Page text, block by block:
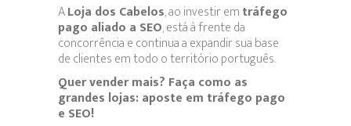
ALoja dos Cabelos, ao investir emtráfego
pago aliado a SEO, está à frente da
concorrência e continua a expandir sua base
de clientes em todo o território português.
Quer vender mais? Faça como as
grandes lojas: aposte em tráfego pago
e SEO!